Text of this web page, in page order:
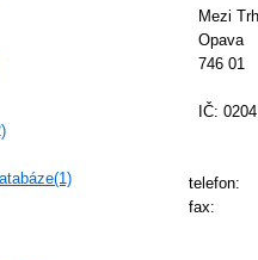
Mezi
Opava
746 01
IČ:
telefon:
fax: